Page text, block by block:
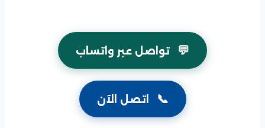
💬 تواصل عبر واتساب
📞 اتصل الآن